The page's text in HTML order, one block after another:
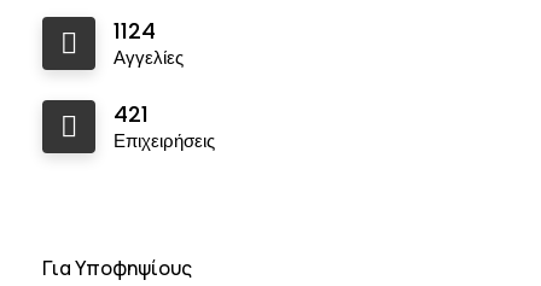
1124
Αγγελίες
421
Επιχειρήσεις
Για Υποφηψίους